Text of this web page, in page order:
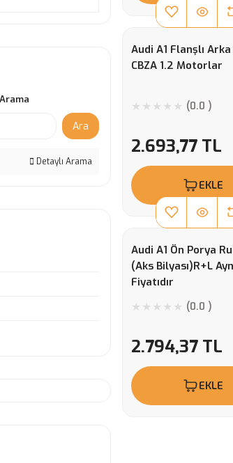
Arama
Ara
Detaylı Arama
Audi A1 Flanşlı
CBZA 1.2 Motorlar
(0.0 )
2.693,77 TL
EKLE
Audi A1 Ön Porya
(Aks Bilyası)R+L
Fiyatıdır
(0.0 )
2.794,37 TL
EKLE